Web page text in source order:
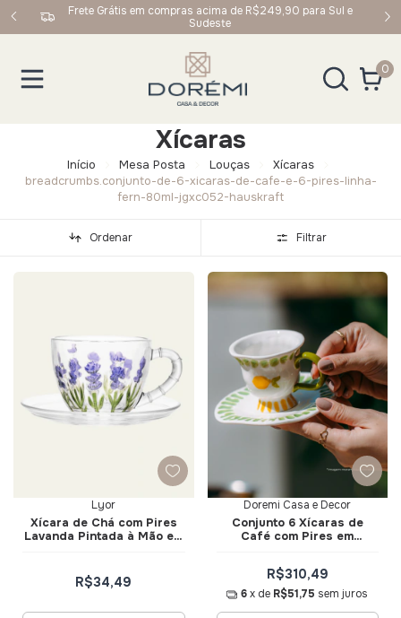
Frete Grátis em compras acima de R$249,90 para Sul e
Sudeste
0
Xícaras
Início Mesa Posta Louças
Xícaras
breadcrumbs.conjunto-de-6-xicaras-de-cafe-e-6-pires-linha-
fern-80ml-jgxc052-hauskraft
Ordenar Filtrar
Lyor
Xícara de Chá com Pires
Lavanda Pintada à Mão em
R$34,49
Doremi Casa e Decor
Conjunto 6 Xícaras de
Café com Pires em
R$310,49
6 x de R$51,75 sem juros